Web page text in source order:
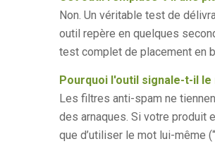
Non. Un véritable test de
outil repère en quelques
test complet de placement en
Pourquoi l'outil signale-t-il
Les filtres anti-spam ne
des arnaques. Si votre produit
que d’utiliser le mot lui-même